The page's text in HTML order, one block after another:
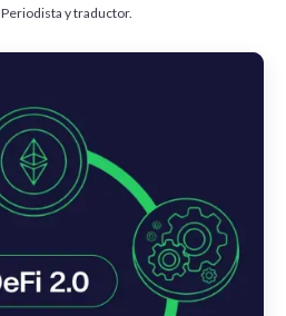
Periodista y traductor.